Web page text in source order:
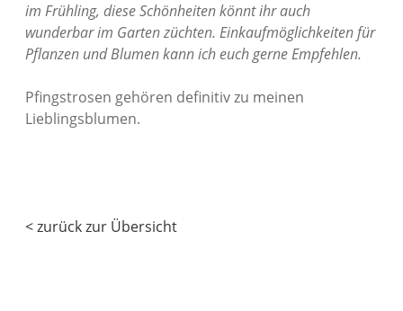
im Frühling, diese Schönheiten könnt ihr auch
wunderbar im Garten züchten. Einkaufmöglichkeiten für
Pflanzen und Blumen kann ich euch gerne Empfehlen.
Pfingstrosen gehören definitiv zu meinen
Lieblingsblumen.
< zurück zur Übersicht